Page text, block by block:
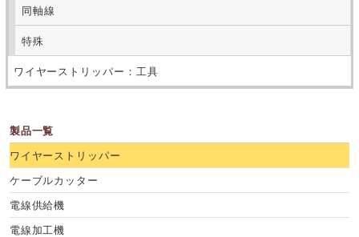
同軸線
特殊
ワイヤーストリッパー：工具
製品一覧
ワイヤーストリッパー
ケーブルカッター
電線供給機
電線加工機